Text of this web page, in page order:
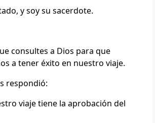
y soy su sacerdote.
consultes a Dios para que
a tener éxito en nuestro viaje.
respondió:
viaje tiene la aprobación del